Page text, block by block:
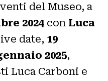
del Museo, a
2024 con Luca
date, 19
2025,
Luca Carboni e